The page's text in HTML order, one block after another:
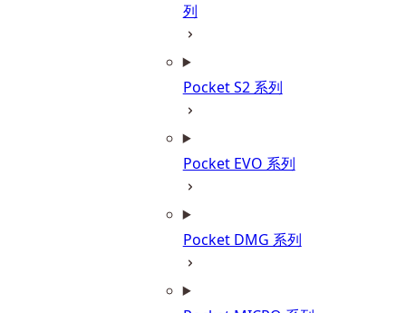
列
Pocket S2 系列
Pocket EVO 系列
Pocket DMG 系列